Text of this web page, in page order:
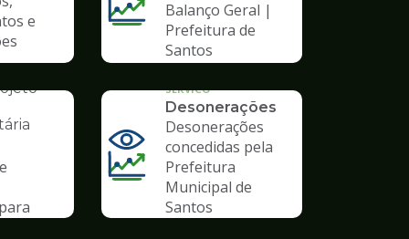
e
Balanço Geral |
Prefeitura de
Santos
SERVICO
Desonerações
Desonerações
concedidas pela
Prefeitura
Municipal de
Santos